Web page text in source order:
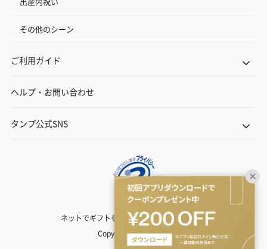
その他のシーン
ご利用ガイド
ヘルプ・お問い合わせ
タンプ公式SNS
ネットでギフトを贈るなら | TANP（タンプ）
Copyright© TANP Inc.